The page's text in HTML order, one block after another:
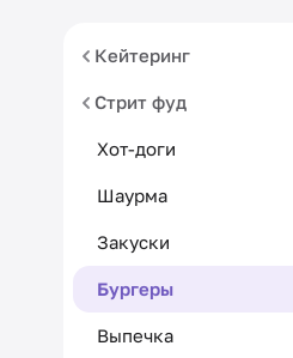
Кейтеринг
Стрит фуд
Хот-доги
Шаурма
Закуски
Бургеры
Выпечка